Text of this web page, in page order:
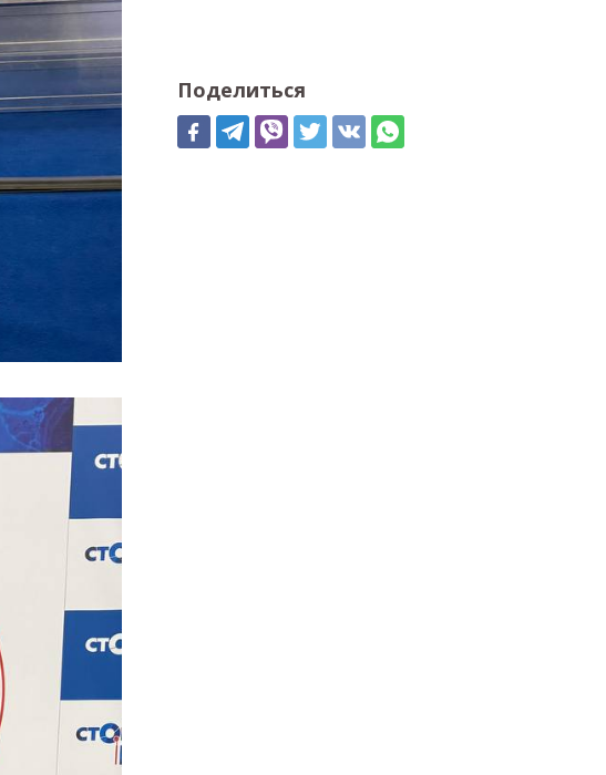
Поделиться